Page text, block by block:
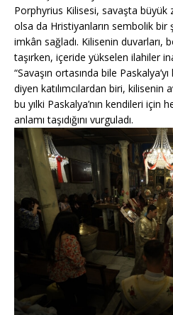
Porphyrius Kilisesi, savaşta büyük
olsa da Hristiyanların sembolik bir
imkân sağladı. Kilisenin duvarları,
taşırken, içeride yükselen ilahiler
“Savaşın ortasında bile
diyen katılımcılardan biri, kilisenin
bu yılki Paskalya’nın kendileri için
anlamı taşıdığını vurguladı.